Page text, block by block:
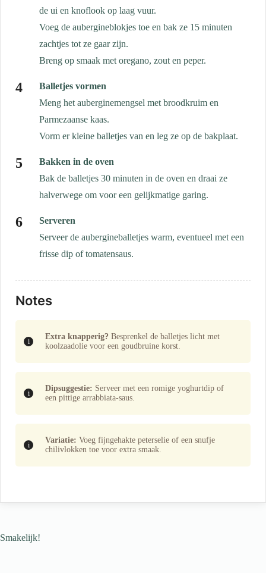
de ui en knoflook op laag vuur.
Voeg de aubergineblokjes toe en bak ze 15 minuten
zachtjes tot ze gaar zijn.
Breng op smaak met oregano, zout en peper.
Balletjes vormen
Meng het auberginemengsel met broodkruim en
Parmezaanse kaas.
Vorm er kleine balletjes van en leg ze op de bakplaat.
Bakken in de oven
Bak de balletjes 30 minuten in de oven en draai ze
halverwege om voor een gelijkmatige garing.
Serveren
Serveer de aubergineballetjes warm, eventueel met een
frisse dip of tomatensaus.
Notes
Extra knapperig? Besprenkel de balletjes licht met
koolzaadolie voor een goudbruine korst.
Dipsuggestie: Serveer met een romige yoghurtdip of
een pittige arrabbiata-saus.
Variatie: Voeg fijngehakte peterselie of een snufje
chilivlokken toe voor extra smaak.
Smakelijk!